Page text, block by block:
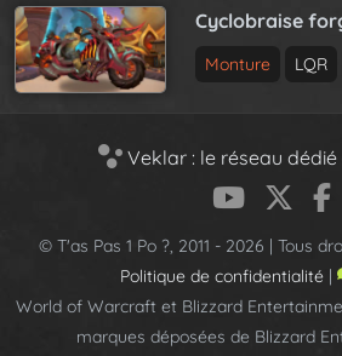
Cyclobraise
Monture LQR
Veklar : le réseau dédié
© T'as Pas 1 Po ?, 2011 - 2026 | Tous
Politique de confidentialité|
World of Warcraft et Blizzard
marques déposées de Blizzard